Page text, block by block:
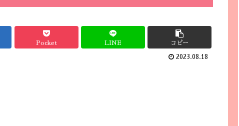
Pocket LINE コピー
2023.08.18